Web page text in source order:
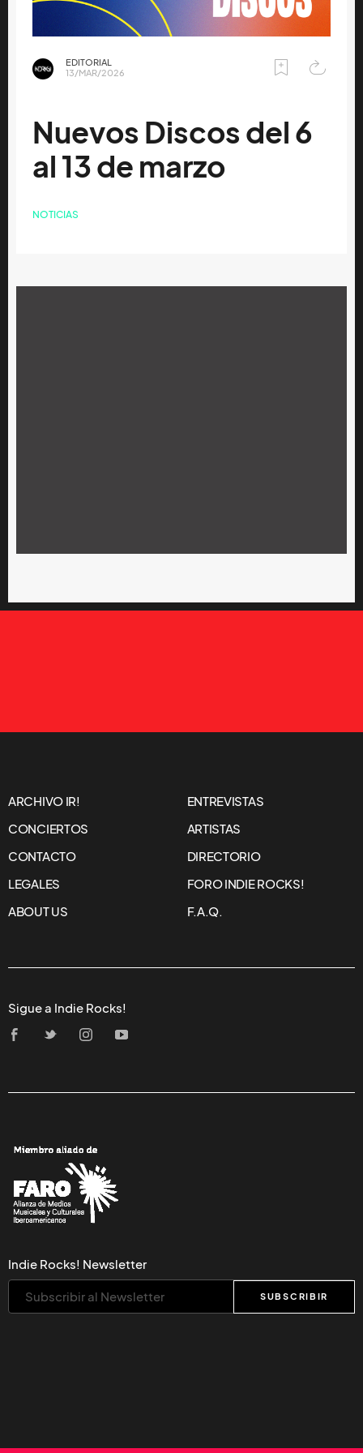
EDITORIAL
13/MAR/2026
Nuevos Discos del 6
al 13 de marzo
NOTICIAS
ARCHIVO IR!
ENTREVISTAS
CONCIERTOS
ARTISTAS
CONTACTO
DIRECTORIO
LEGALES
FORO INDIE ROCKS!
ABOUT US
F.A.Q.
Sigue a Indie Rocks!
Indie Rocks! Newsletter